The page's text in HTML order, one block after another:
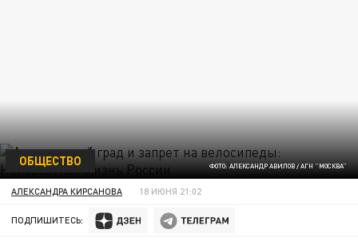
ФОТО: АЛЕКСАНДР АВИЛОВ / АГН "МОСКВА"
ОБЩЕСТВО
АЛЕКСАНДРА КИРСАНОВА 18 ИЮНЯ 21:02
ПОДПИШИТЕСЬ: